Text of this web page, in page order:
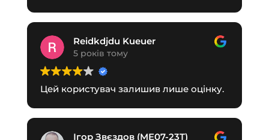
Reidkdjdu Kueuer
5 років тому
Цей користувач залишив лише оцінку.
Ігор Звєздов (ME07-23T)